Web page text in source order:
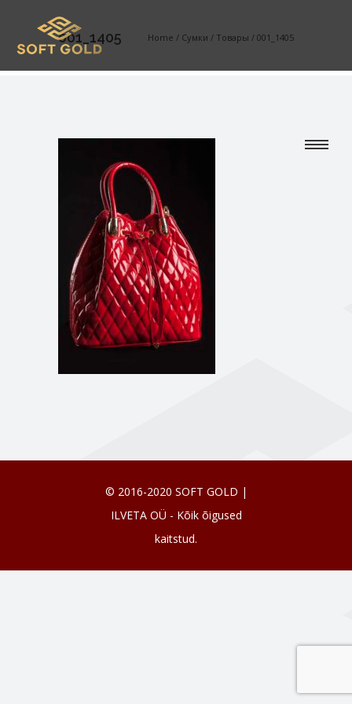
001_1405 Home / Сумки / Товары / 001_1405
© 2016-2020 SOFT GOLD |
ILVETA OÜ - Kõik õigused
kaitstud.